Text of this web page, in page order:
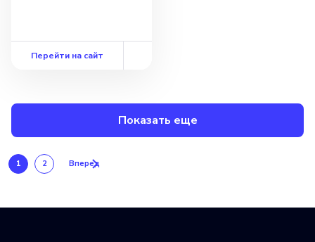
Перейти на сайт
Показать еще
1 2 Вперед